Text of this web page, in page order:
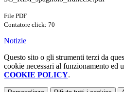
File PDF
Contatore click: 70
Notizie
Questo sito o gli strumenti terzi da
cookie necessari al funzionamento ed
COOKIE POLICY.